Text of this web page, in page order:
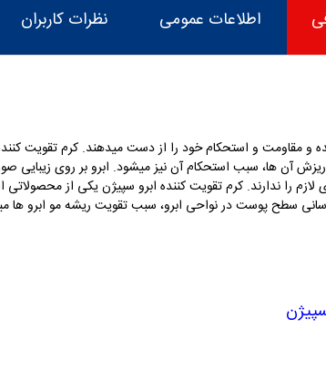
اطلاعات عمومی نظرات کاربران
مقاومت و استحکام خود را از دست میدهند. کرم تقویت
ریزش آن ها، سبب استحکام آن نیز میشود. ابرو بر روی زیبایی
را ندارند. کرم تقویت کننده ابرو سپیژن یکی از محصولاتی